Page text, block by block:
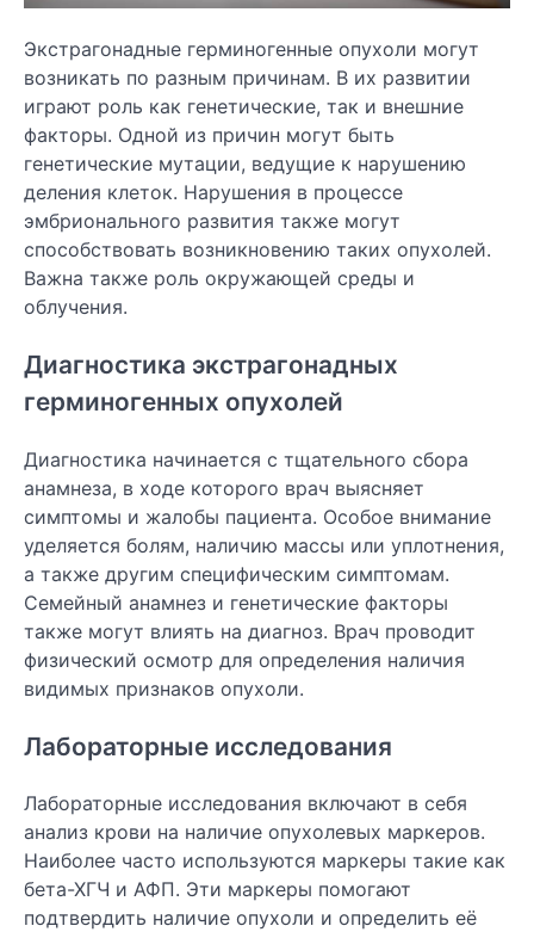
Экстрагонадные герминогенные опухоли могут
возникать по разным причинам. В их развитии
играют роль как генетические, так и внешние
факторы. Одной из причин могут быть
генетические мутации, ведущие к нарушению
деления клеток. Нарушения в процессе
эмбрионального развития также могут
способствовать возникновению таких опухолей.
Важна также роль окружающей среды и
облучения.
Диагностика экстрагонадных
герминогенных опухолей
Диагностика начинается с тщательного сбора
анамнеза, в ходе которого врач выясняет
симптомы и жалобы пациента. Особое внимание
уделяется болям, наличию массы или уплотнения,
а также другим специфическим симптомам.
Семейный анамнез и генетические факторы
также могут влиять на диагноз. Врач проводит
физический осмотр для определения наличия
видимых признаков опухоли.
Лабораторные исследования
Лабораторные исследования включают в себя
анализ крови на наличие опухолевых маркеров.
Наиболее часто используются маркеры такие как
бета-ХГЧ и АФП. Эти маркеры помогают
подтвердить наличие опухоли и определить её